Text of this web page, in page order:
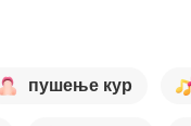
пушење кур